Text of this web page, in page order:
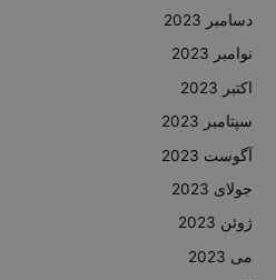
دسامبر 2023
نوامبر 2023
اکتبر 2023
سپتامبر 2023
آگوست 2023
جولای 2023
ژوئن 2023
می 2023